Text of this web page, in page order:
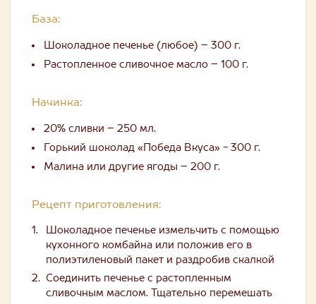
База:
Шоколадное печенье (любое) – 300 г.
Растопленное сливочное масло – 100 г.
Начинка:
20% сливки – 250 мл.
Горький шоколад «Победа Вкуса» - 300 г.
Малина или другие ягоды – 200 г.
Рецепт приготовления:
Шоколадное печенье измельчить с помощью
кухонного комбайна или положив его в
полиэтиленовый пакет и раздробив скалкой
Соединить печенье с растопленным
сливочным маслом. Тщательно перемешать